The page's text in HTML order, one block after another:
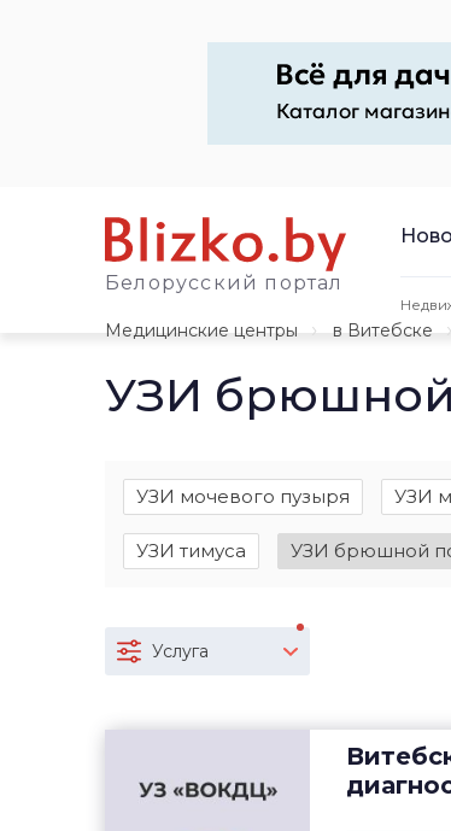
Белорусский портал
Медицинские центры
в Витебске
УЗИ брюшной
УЗИ мочевого пузыря УЗИ
УЗИ тимуса УЗИ брюшной
Услуга